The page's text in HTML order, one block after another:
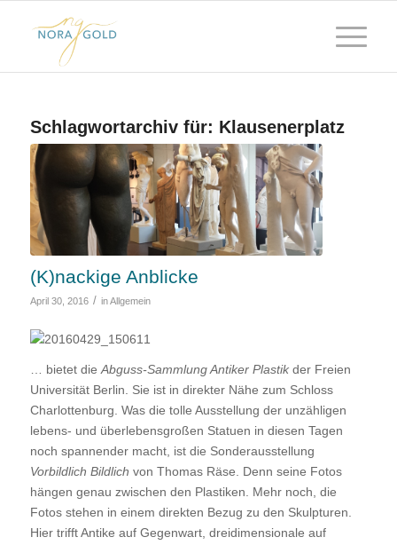
Schlagwortarchiv für: Klausenerplatz
(K)nackige Anblicke
April 30, 2016 / inAllgemein
… bietet dieAbguss-Sammlung Antiker Plastikder Freien
Universität Berlin. Sie ist in direkter Nähe zum Schloss
Charlottenburg. Was die tolle Ausstellung der unzähligen
lebens- und überlebensgroßen Statuen in diesen Tagen
noch spannender macht, ist die Sonderausstellung
Vorbildlich Bildlich von Thomas Räse. Denn seine Fotos
hängen genau zwischen den Plastiken. Mehr noch, die
Fotos stehen in einem direkten Bezug zu den Skulpturen.
Hier trifft Antike auf Gegenwart, dreidimensionale auf